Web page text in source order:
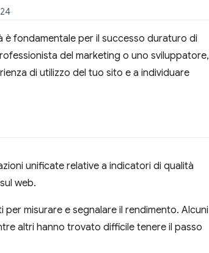
è fondamentale per il successo duraturo di
del marketing o uno sviluppatore,
di utilizzo del tuo sito e a individuare
unificate relative a indicatori di qualità
web.
misurare e segnalare il rendimento. Alcuni
altri hanno trovato difficile tenere il passo